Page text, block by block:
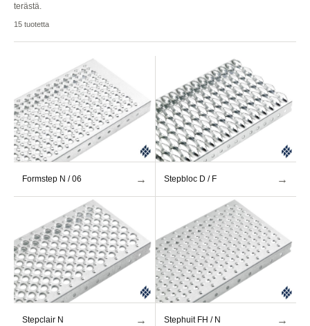
terästä.
15 tuotetta
Formstep N / 06 → Stepbloc D / F →
Stepclair N → Stephuit FH / N →